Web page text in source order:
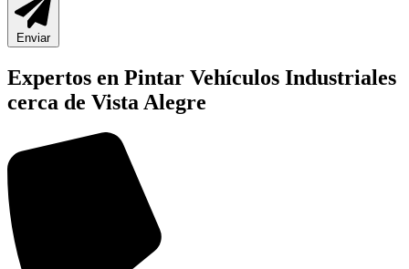
Enviar
Expertos en Pintar Vehículos Industriales
cerca de Vista Alegre